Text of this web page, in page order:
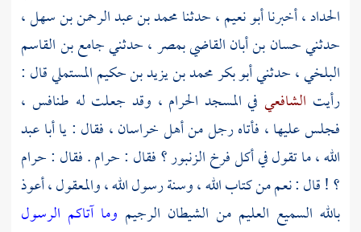
الحداد، أخبرناأبو نعيم، حدثنامحمد بن عبد الرحمن بن سهل،
حدثنيحسان بن أبان القاضيبمصر، حدثنيجامع بن القاسم
البلخي، حدثنيأبو بكر محمد بن يزيد بن حكيم المستمليقال :
رأيت الشافعي في المسجد الحرام ، وقد جعلت له طنافس ،
فجلس عليها ، فأتاه رجل منأهلخراسان، فقال : ياأبا عبد
الله، ما تقول في أكل فرخ الزنبور ؟ فقال : حرام . فقال : حرام
؟ ! قال : نعم من كتاب الله ، وسنة رسول الله ، والمعقول ، أعوذ
بالله السميع العليم من الشيطان الرجيم وما آتاكم الرسول